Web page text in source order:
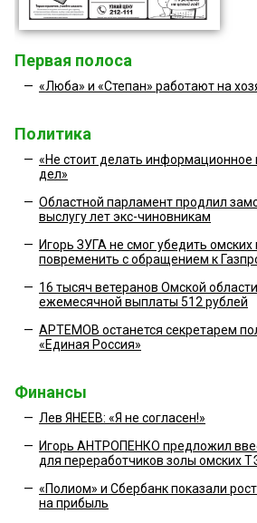
Первая полоса
— «Люба» и «Степан» работают на
Политика
— «Не стоит делать информационное
дел»
— Областной парламент продлил
выслугу лет экс-чиновникам
— Игорь ЗУГА не смог убедить
повременить с обращением к
— 16 тысяч ветеранов Омской
ежемесячной выплаты 512 рублей
— АРТЕМОВ останется секретарем
«Единая Россия»
Финансы
— Лев ЯНЕЕВ: «Я не согласен!»
— Игорь АНТРОПЕНКО предложил
для переработчиков золы омских
— «Полиом» и Сбербанк показали
на прибыль